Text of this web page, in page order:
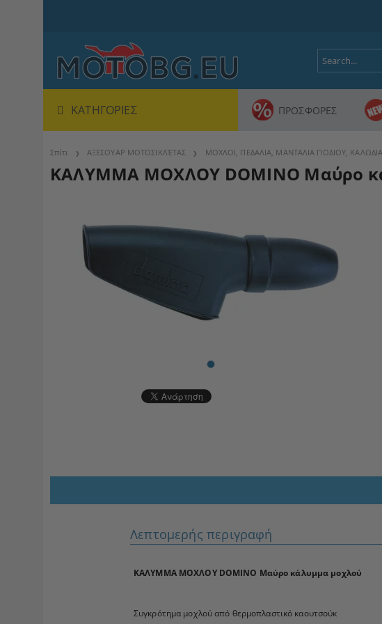
ΚΑΤΗΓΟΡΊΕΣ ΠΡΟΣΦΟΡΕΣ
Σπίτι ΑΞΕΣΟΥΑΡ ΜΟΤΟΣΙΚΛΈΤΑΣ ΜΟΧΛΟΙ, ΠΕΔΑΛΙΑ, ΜΑΝΤΑΛΙΑ ΠΟΔΙΟΥ, ΚΑΛΩΔΙΑ
ΚΑΛΥΜΜΑ ΜΟΧΛΟΥ DOMINO Μαύρο
Λεπτομερής περιγραφή
ΚΑΛΥΜΜΑ ΜΟΧΛΟΥ DOMINO Μαύρο κάλυμμα μοχλού
Συγκρότημα μοχλού από θερμοπλαστικό καουτσούκ